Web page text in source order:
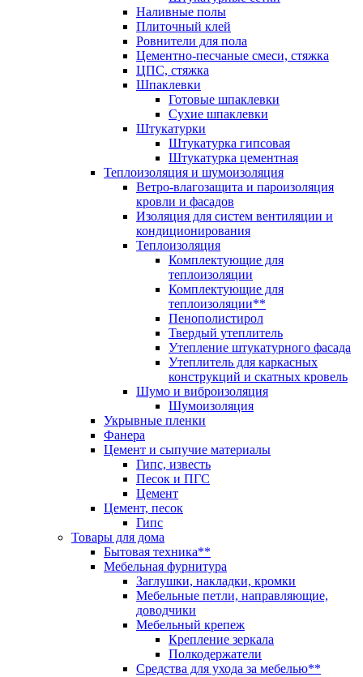
Наливные полы
Плиточный клей
Ровнители для пола
Цементно-песчаные смеси, стяжка
ЦПС, стяжка
Шпаклевки
Готовые шпаклевки
Сухие шпаклевки
Штукатурки
Штукатурка гипсовая
Штукатурка цементная
Теплоизоляция и шумоизоляция
Ветро-влагозащита и пароизоляция
кровли и фасадов
Изоляция для систем вентиляции и
кондиционирования
Теплоизоляция
Комплектующие для
теплоизоляции
Комплектующие для
теплоизоляции**
Пенополистирол
Твердый утеплитель
Утепление штукатурного фасада
Утеплитель для каркасных
конструкций и скатных кровель
Шумо и виброизоляция
Шумоизоляция
Укрывные пленки
Фанера
Цемент и сыпучие материалы
Гипс, известь
Песок и ПГС
Цемент
Цемент, песок
Гипс
Товары для дома
Бытовая техника**
Мебельная фурнитура
Заглушки, накладки, кромки
Мебельные петли, направляющие,
доводчики
Мебельный крепеж
Крепление зеркала
Полкодержатели
Средства для ухода за мебелью**